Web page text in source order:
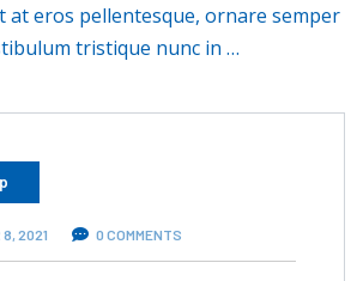
at eros pellentesque, ornare semper
tristique nunc in …
8, 2021 0 COMMENTS